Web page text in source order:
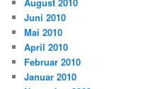
Juni 2010
Mai 2010
April 2010
Februar 2010
Januar 2010